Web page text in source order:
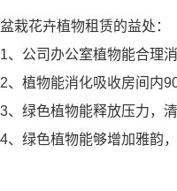
盆栽花卉植物租赁的益处：
1、公司办公室植物能合理
2、植物能消化吸收房间内
3、绿色植物能释放压力，
4、绿色植物能够增加雅韵